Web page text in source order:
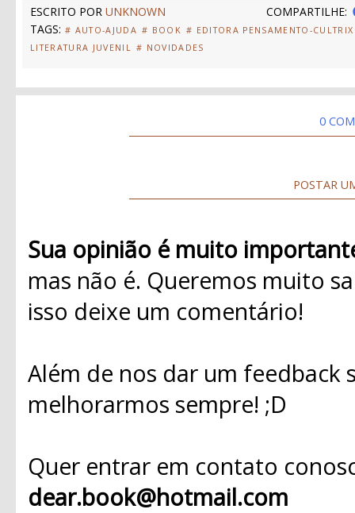
ESCRITO POR UNKNOWN
COMPARTILHE:
TAGS: # AUTO-AJUDA # BOOK # EDITORA PENSAMENTO-CULTRIX
LITERATURA JUVENIL
# NOVIDADES
0
POSTAR
Sua opinião é muito
mas não é. Queremos muito
isso deixe um comentário!
Além de nos dar um
melhorarmos sempre! ;D
Quer entrar em contato
dear.book@hotmail.com